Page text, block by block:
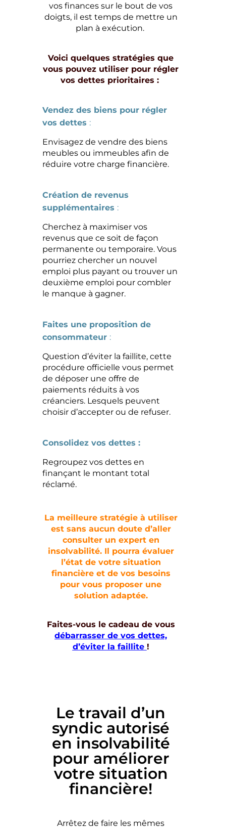
vos finances sur le bout de vos
doigts, il est temps de mettre un
plan à exécution.
Voici quelques stratégies que
vous pouvez utiliser pour régler
vos dettes prioritaires :
Vendez des biens pour régler
vos dettes :
Envisagez de vendre des biens
meubles ou immeubles afin de
réduire votre charge financière.
Création de revenus
supplémentaires :
Cherchez à maximiser vos
revenus que ce soit de façon
permanente ou temporaire. Vous
pourriez chercher un nouvel
emploi plus payant ou trouver un
deuxième emploi pour combler
le manque à gagner.
Faites une proposition de
consommateur :
Question d’éviter la faillite, cette
procédure officielle vous permet
de déposer une offre de
paiements réduits à vos
créanciers. Lesquels peuvent
choisir d’accepter ou de refuser.
Consolidez vos dettes :
Regroupez vos dettes en
finançant le montant total
réclamé.
La meilleure stratégie à utiliser
est sans aucun doute d’aller
consulter un expert en
insolvabilité. Il pourra évaluer
l’état de votre situation
financière et de vos besoins
pour vous proposer une
solution adaptée.
Faites-vous le cadeau de vous
débarrasser de vos dettes,
d’éviter la faillite !
Le travail d’un
syndic autorisé
en insolvabilité
pour améliorer
votre situation
financière!
Arrêtez de faire les mêmes